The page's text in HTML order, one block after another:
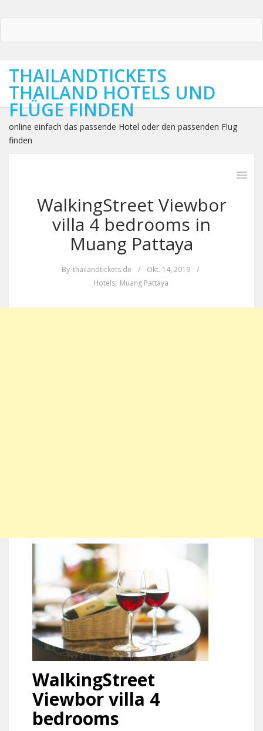
THAILANDTICKETS
THAILAND HOTELS UND
FLÜGE FINDEN
online einfach das passende Hotel oder den passenden Flug
finden
WalkingStreet Viewbor
villa 4 bedrooms in
Muang Pattaya
By thailandtickets.de / Okt. 14, 2019
/
Hotels, Muang Pattaya
WalkingStreet
Viewbor villa 4
bedrooms